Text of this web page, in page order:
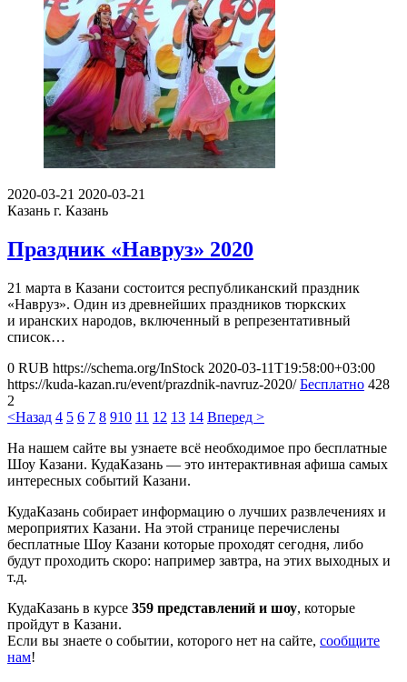
2020-03-21 2020-03-21
Казань г. Казань
Праздник «Навруз» 2020
21 марта в Казани состоится республиканский праздник
«Навруз». Один из древнейших праздников тюркских
и иранских народов, включенный в репрезентативный
список…
0 RUB https://schema.org/InStock 2020-03-11T19:58:00+03:00
https://kuda-kazan.ru/event/prazdnik-navruz-2020/ Бесплатно 428
2
<Назад 4 5 6 7 8 910 11 12 13 14 Вперед >
На нашем сайте вы узнаете всё необходимое про бесплатные
Шоу Казани. КудаКазань — это интерактивная афиша самых
интересных событий Казани.
КудаКазань собирает информацию о лучших развлечениях и
мероприятих Казани. На этой странице перечислены
бесплатные Шоу Казани которые проходят сегодня, либо
будут проходить скоро: например завтра, на этих выходных и
т.д.
КудаКазань в курсе 359 представлений и шоу, которые
пройдут в Казани.
Если вы знаете о событии, которого нет на сайте, сообщите
нам!